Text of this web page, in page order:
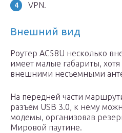
VPN.
Внешний вид
Роутер AC58U несколько
имеет малые габариты,
внешними несъемными
На передней части
разъем USB 3.0, к нему
модемы, организовав
Мировой паутине.